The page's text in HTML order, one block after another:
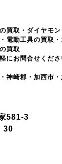
買取・ダイヤモ
電動工具の買取
買取
お問合せくださ
神崎郡・加西市
581-3
30